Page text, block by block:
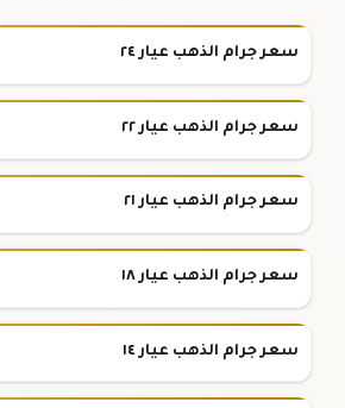
سعر جرام الذهب عيار ٢٤
سعر جرام الذهب عيار ٢٢
سعر جرام الذهب عيار ٢١
سعر جرام الذهب عيار ١٨
سعر جرام الذهب عيار ١٤